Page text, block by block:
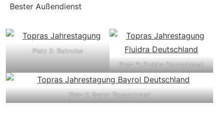
Bester Außendienst
Platz 3: Behncke
Platz 2: Fluidra Deutschland
Platz 1: Bayrol Deutschland